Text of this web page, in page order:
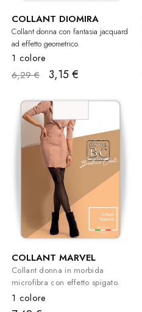
COLLANT DIOMIRA
Collant donna con fantasia jacquard
ad effetto geometrico.
1 colore
6,29 €
3,15 €
COLLANT MARVEL
Collant donna in morbida
microfibra con effetto spigato.
1 colore